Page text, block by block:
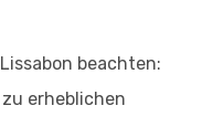
beachten:
erheblichen